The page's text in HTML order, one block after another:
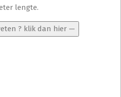
lengte.
? klik dan hier —